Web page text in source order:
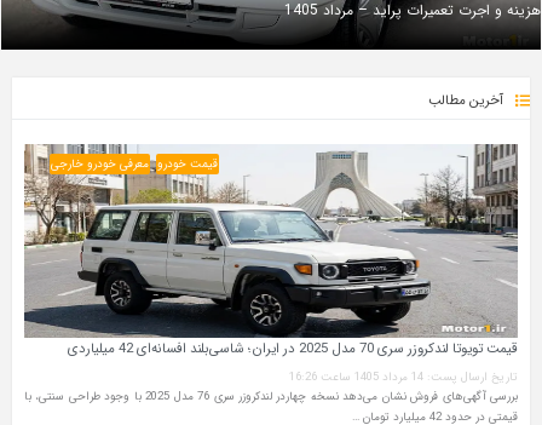
هزینه و اجرت تعمیرات پراید – مرداد 1405
آخرین مطالب
قیمت خودرو معرفی خودرو خارجی
قیمت تویوتا لندکروزر سری 70 مدل 2025 در ایران؛ شاسی‌بلند افسانه‌ای 42 میلیاردی
تاریخ ارسال پست: 14 مرداد 1405 ساعت 16:26
بررسی آگهی‌های فروش نشان می‌دهد نسخه چهاردر لندکروزر سری 76 مدل 2025 با وجود طراحی سنتی، با
قیمتی در حدود 42 میلیارد تومان …